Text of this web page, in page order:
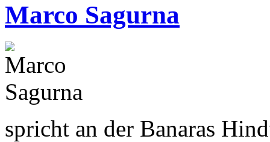
Marco Sagurna
spricht an der Banaras